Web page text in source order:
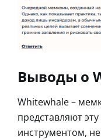
Выводы о
Whitewhale –
представляют
инструментом,